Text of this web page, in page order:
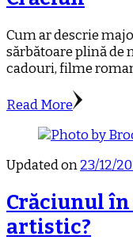
Cum ar descrie
sărbătoare plină de
cadouri, filme
Read More
Updated on23/12/
Crăciunul
artistic?